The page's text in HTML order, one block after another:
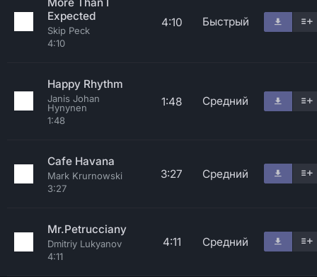
Expected
Skip Peck
4:10
4:10 Быстрый
Happy Rhythm
Janis Johan
Hynynen
1:48
1:48 Средний
Cafe Havana
Mark Krurnowski
3:27
3:27 Средний
Mr.Petrucciany
Dmitriy Lukyanov
4:11
4:11 Средний